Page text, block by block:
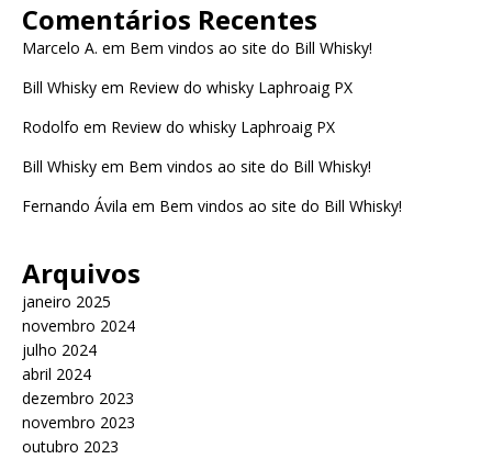
Comentários Recentes
Marcelo A. em Bem vindos ao site do Bill Whisky!
Bill Whisky em Review do whisky Laphroaig PX
Rodolfo em Review do whisky Laphroaig PX
Bill Whisky em Bem vindos ao site do Bill Whisky!
Fernando Ávila em Bem vindos ao site do Bill Whisky!
Arquivos
janeiro 2025
novembro 2024
julho 2024
abril 2024
dezembro 2023
novembro 2023
outubro 2023